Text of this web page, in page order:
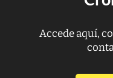
Accede aquí,